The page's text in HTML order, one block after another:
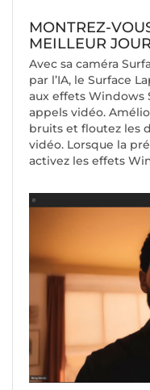
MONTREZ-
MEILLEUR JOUR
Avec sa caméra
par l’IA, le Surface
aux effets Windows
appels vidéo.
bruits et floutez les
vidéo. Lorsque la
activez les effets